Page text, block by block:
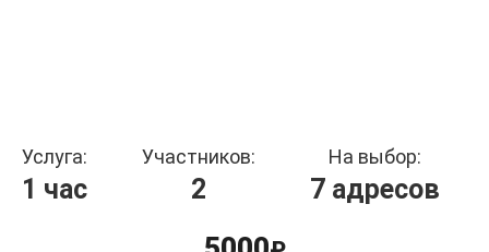
Услуга:
1 час
Участников:
2
На выбор:
7 адресов